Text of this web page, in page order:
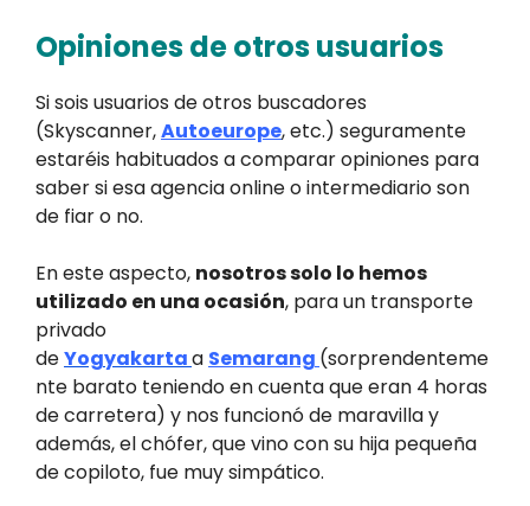
Opiniones de otros usuarios
Si sois usuarios de otros buscadores
(Skyscanner,Autoeurope, etc.) seguramente
estaréis habituados a comparar opiniones para
saber si esa agencia online o intermediario son
de fiar o no.
En este aspecto, nosotros solo lo hemos
utilizado en una ocasión, para un transporte
privado
deYogyakartaa Semarang (sorprendenteme
nte barato teniendo en cuenta que eran 4 horas
de carretera) y nos funcionó de maravilla y
además, el chófer, que vino con su hija pequeña
de copiloto, fue muy simpático.